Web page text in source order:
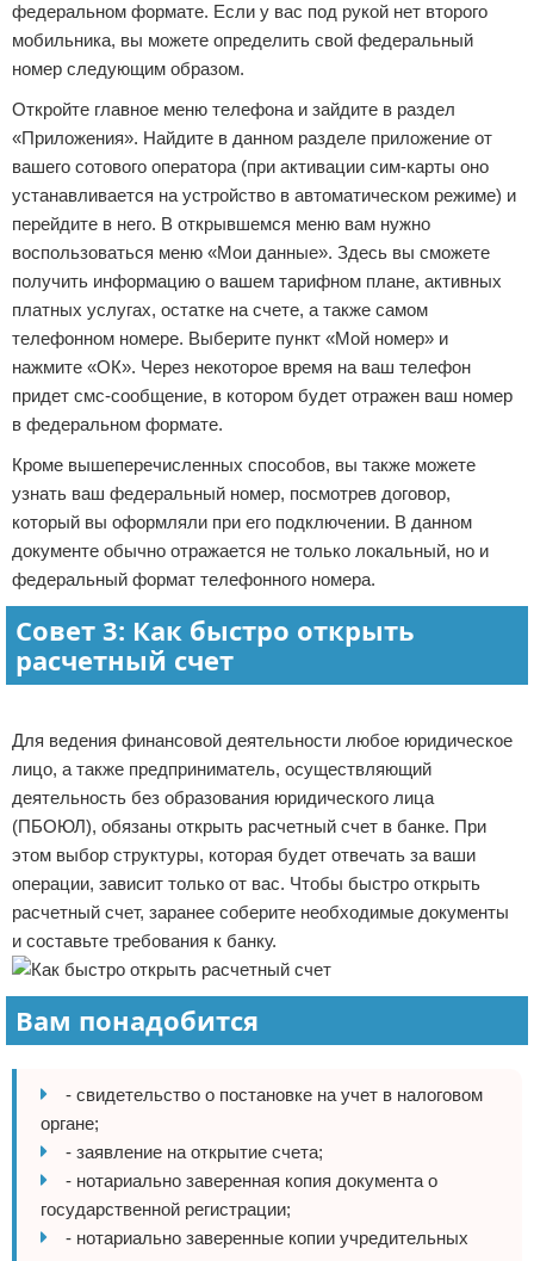
федеральном формате. Если у вас под рукой нет второго
мобильника, вы можете определить свой федеральный
номер следующим образом.
Откройте главное меню телефона и зайдите в раздел
«Приложения». Найдите в данном разделе приложение от
вашего сотового оператора (при активации сим-карты оно
устанавливается на устройство в автоматическом режиме) и
перейдите в него. В открывшемся меню вам нужно
воспользоваться меню «Мои данные». Здесь вы сможете
получить информацию о вашем тарифном плане, активных
платных услугах, остатке на счете, а также самом
телефонном номере. Выберите пункт «Мой номер» и
нажмите «ОК». Через некоторое время на ваш телефон
придет смс-сообщение, в котором будет отражен ваш номер
в федеральном формате.
Кроме вышеперечисленных способов, вы также можете
узнать ваш федеральный номер, посмотрев договор,
который вы оформляли при его подключении. В данном
документе обычно отражается не только локальный, но и
федеральный формат телефонного номера.
Совет 3: Как быстро открыть
расчетный счет
Для ведения финансовой деятельности любое юридическое
лицо, а также предприниматель, осуществляющий
деятельность без образования юридического лица
(ПБОЮЛ), обязаны открыть расчетный счет в банке. При
этом выбор структуры, которая будет отвечать за ваши
операции, зависит только от вас. Чтобы быстро открыть
расчетный счет, заранее соберите необходимые документы
и составьте требования к банку.
Вам понадобится
- свидетельство о постановке на учет в налоговом
органе;
- заявление на открытие счета;
- нотариально заверенная копия документа о
государственной регистрации;
- нотариально заверенные копии учредительных